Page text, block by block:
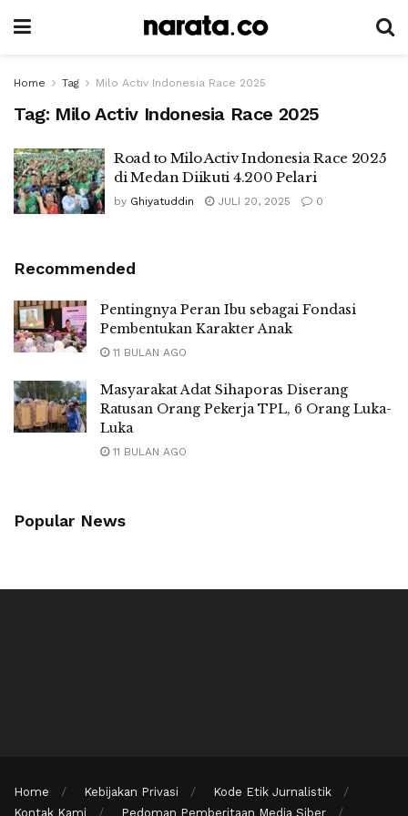
Home Tag Milo Activ Indonesia Race 2025
Tag: Milo Activ Indonesia Race 2025
Road to Milo Activ Indonesia Race 2025
di Medan Diikuti 4.200 Pelari
by Ghiyatuddin JULI 20, 2025 0
Recommended
Pentingnya Peran Ibu sebagai Fondasi
Pembentukan Karakter Anak
11 BULAN AGO
Masyarakat Adat Sihaporas Diserang
Ratusan Orang Pekerja TPL, 6 Orang Luka-
Luka
11 BULAN AGO
Popular News
Home Kebijakan Privasi
Kode Etik Jurnalistik
Kontak Kami
Pedoman Pemberitaan Media Siber